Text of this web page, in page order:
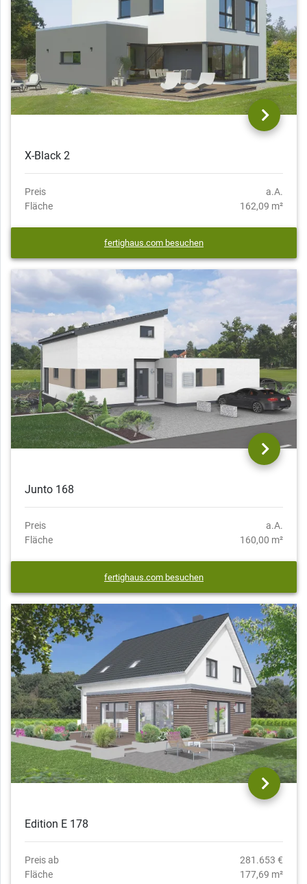
X-Black 2
Preis
a.A.
Fläche
162,09 m²
fertighaus.com besuchen
Junto 168
Preis
a.A.
Fläche
160,00 m²
fertighaus.com besuchen
Edition E 178
Preis ab
281.653 €
Fläche
177,69 m²